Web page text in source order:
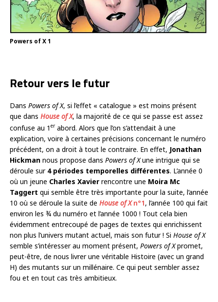
Powers of X 1
Retour vers le futur
Dans Powers of X, si l’effet « catalogue » est moins présent
que dans House of X, la majorité de ce qui se passe est assez
confuse au 1 erabord. Alors que l’on s’attendait à une
explication, voire à certaines précisions concernant le numéro
précédent, on a droit à tout le contraire. En effet, Jonathan
Hickman nous propose dans Powers of Xune intrigue qui se
déroule sur 4 périodes temporelles différentes. L’année 0
où un jeune Charles Xavier rencontre une Moira Mc
Taggert qui semble être très importante pour la suite, l’année
10 où se déroule la suite de House of Xn°1, l’année 100 qui fait
environ les ¾ du numéro et l’année 1000 ! Tout cela bien
évidemment entrecoupé de pages de textes qui enrichissent
non plus l’univers mutant actuel, mais son futur ! Si House of X
semble s’intéresser au moment présent, Powers of Xpromet,
peut-être, de nous livrer une véritable Histoire (avec un grand
H) des mutants sur un millénaire. Ce qui peut sembler assez
fou et en tout cas très ambitieux.